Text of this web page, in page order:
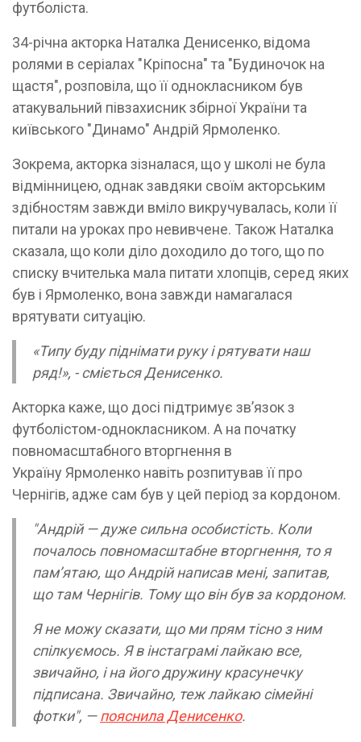
футболіста.
34-річна акторка Наталка Денисенко, відома
ролями в серіалах "Кріпосна" та "Будиночок на
щастя", розповіла, що її однокласником був
атакувальний півзахисник збірної України та
київського "Динамо" Андрій Ярмоленко.
Зокрема, акторка зізналася, що у школі не була
відмінницею, однак завдяки своїм акторським
здібностям завжди вміло викручувалась, коли її
питали на уроках про невивчене. Також Наталка
сказала, що коли діло доходило до того, що по
списку вчителька мала питати хлопців, серед яких
був і Ярмоленко, вона завжди намагалася
врятувати ситуацію.
«Типу буду піднімати руку і рятувати наш
ряд!», - сміється Денисенко.
Акторка каже, що досі підтримує зв’язок з
футболістом-однокласником. А на початку
повномасштабного вторгнення в
Україну Ярмоленко навіть розпитував її про
Чернігів, адже сам був у цей період за кордоном.
"Андрій — дуже сильна особистість. Коли
почалось повномасштабне вторгнення, то я
пам’ятаю, що Андрій написав мені, запитав,
що там Чернігів. Тому що він був за кордоном.
Я не можу сказати, що ми прям тісно з ним
спілкуємось. Я в інстаграмі лайкаю все,
звичайно, і на його дружину красунечку
підписана. Звичайно, теж лайкаю сімейні
фотки", —пояснила Денисенко.